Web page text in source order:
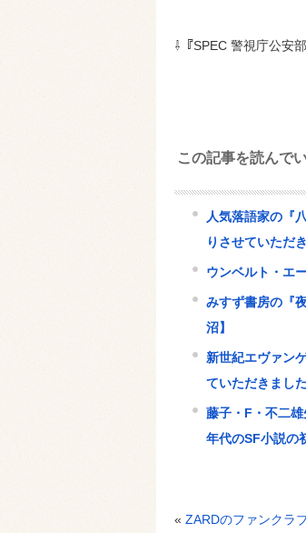
⇩『SPEC 警視庁公安
この記事を読んで
人気落語家の『
りさせていただ
ウンベルト・エ
みすず書房の『
沼】
新世紀エヴァン
ていただきまし
藤子・F・不二
年代のSF小説の
« ZARDのファンクラ